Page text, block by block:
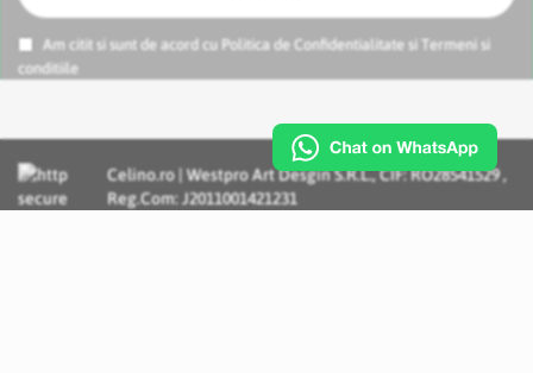
Am citit si sunt de acord cu Politica de Confidentialitate si
Termeni si
conditiile
Celino.ro | Westpro Art Desgin S.R.L., CIF: RO28541529 ,
Reg.Com: J2011001421231